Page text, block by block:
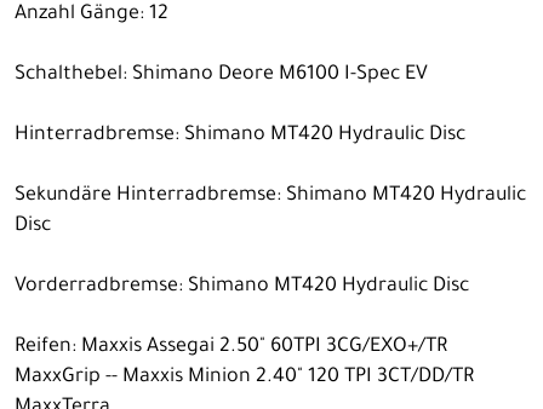
Anzahl Gänge: 12
Schalthebel: Shimano Deore M6100 I-Spec EV
Hinterradbremse: Shimano MT420 Hydraulic Disc
Sekundäre Hinterradbremse: Shimano MT420 Hydraulic
Disc
Vorderradbremse: Shimano MT420 Hydraulic Disc
Reifen: Maxxis Assegai 2.50" 60TPI 3CG/EXO+/TR
MaxxGrip -- Maxxis Minion 2.40" 120 TPI 3CT/DD/TR